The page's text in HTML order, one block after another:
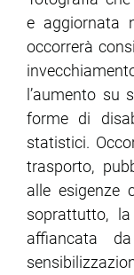
e aggiornata
occorrerà
l’aumento su
forme di
statistici.
trasporto,
alle esigenze
soprattutto,
affiancata